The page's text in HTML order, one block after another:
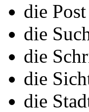
die Post
die
die
die
die